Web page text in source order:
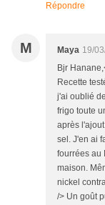
Répondre
M Maya 19/
Bjr
Recette
j'ai oublié
frigo toute
après
sel. J'en ai
fourrées au
maison.
nickel
/> Un goût